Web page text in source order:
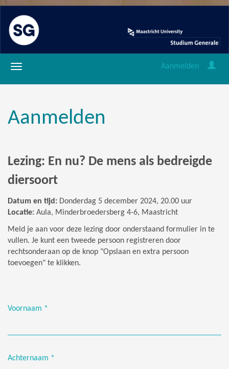
Aanmelden
Aanmelden
Lezing: En nu? De mens als bedreigde
diersoort
Datum en tijd: Donderdag 5 december 2024, 20.00 uur
Locatie: Aula, Minderbroedersberg 4-6, Maastricht
Meld je aan voor deze lezing door onderstaand formulier in te
vullen. Je kunt een tweede persoon registreren door
rechtsonderaan op de knop "Opslaan en extra persoon
toevoegen" te klikken.
Voornaam *
Achternaam *